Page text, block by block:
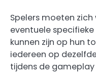
Spelers moeten
eventuele
kunnen zijn op hun
iedereen op
tijdens de